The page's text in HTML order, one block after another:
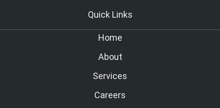
Quick Links
Home
About
Services
Careers